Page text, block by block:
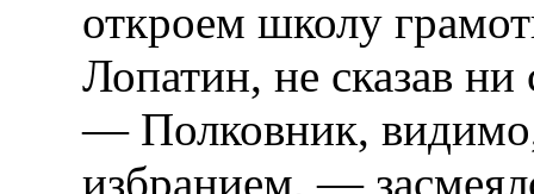
откроем школу
Лопатин, не сказав ни
— Полковник, видимо,
избранием, —